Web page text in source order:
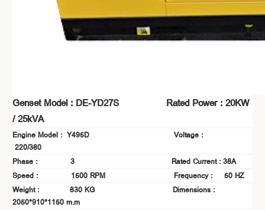
Genset Model : DE-YD27S Rated Power : 20KW
/ 25kVA
Engine Model : Y495D Voltage :
220/380
Phase : 3 Rated Current : 38A
Speed : 1500 RPM Frequency : 50 HZ
Weight : 830 KG Dimensions :
2050*910*1150 m.m